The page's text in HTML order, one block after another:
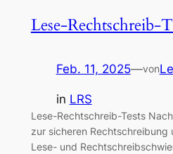
Lese-Rechtschreib-
Feb. 11, 2025—von
in LRS
Lese-Rechtschreib-Tests
zur sicheren Rechtschreibung
Lese- und